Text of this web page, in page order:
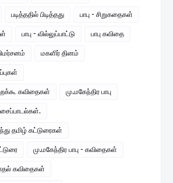
படித்ததில் பிடித்தது பாபு - சிறுகதைகள்
பாபு - வில்லுப்பாட்டு பாபு கவிதை
மகளிர் தினம்
கவிதைகள் மு.மகேந்திர பாபு
தமிழ் கட்டுரைகள்
மு.மகேந்திர பாபு - கவிதைகள்
கவிதைகள்